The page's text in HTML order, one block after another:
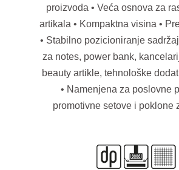
proizvoda • Veća osnova za
artikala • Kompaktna visina •
• Stabilno pozicioniranje
za notes, power bank,
beauty artikle, tehnološke
• Namenjena za poslovne
promotivne setove i poklone